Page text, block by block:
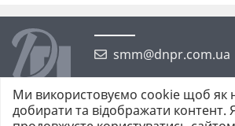
smm@dnpr.com.ua
Ми використовуємо cookie щоб як
добирати та відображати контент.